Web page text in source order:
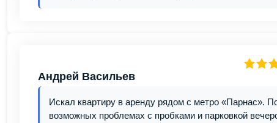
Андрей Васильев
Искал квартиру в аренду рядом с метро «Парнас».
возможных проблемах с пробками и парковкой